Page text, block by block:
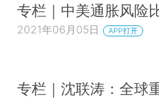
专栏｜中美通胀风险
2021年06月05日 APP打开
专栏｜沈联涛：全球